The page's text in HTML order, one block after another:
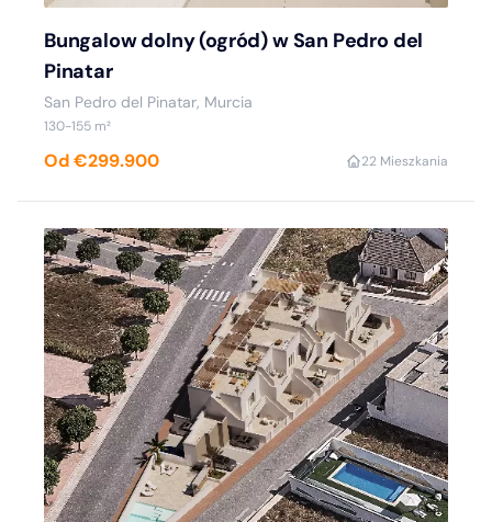
Bungalow dolny (ogród) w San Pedro del
Pinatar
San Pedro del Pinatar, Murcia
130-155 m²
Od €299.900 22 Mieszkania